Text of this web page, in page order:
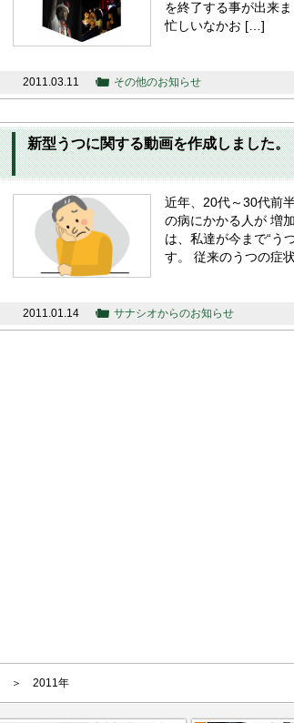
を終了する事が出来
忙しいなかお […]
2011.03.11
その他のお知らせ
新型うつに関する動画を作成しました。
近年、20代～30代前
の病にかかる人が 増
は、私達が今まで“う
す。 従来のうつの症
2011.01.14
サナシオからのお知らせ
2011年